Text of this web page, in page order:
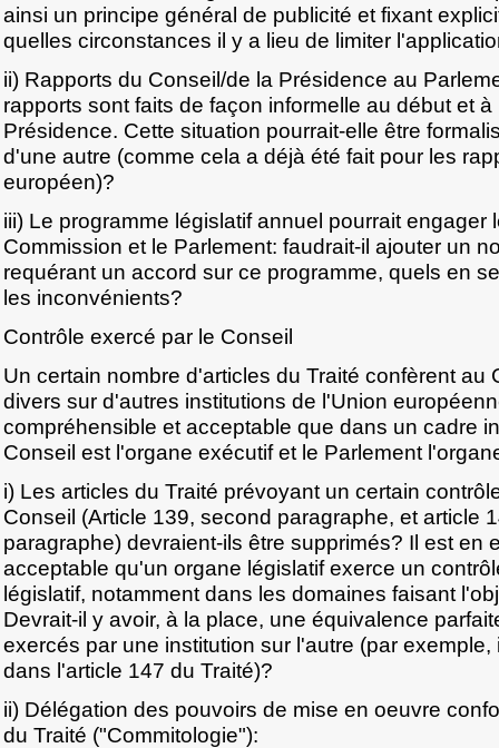
ainsi un principe général de publicité et fixant
quelles circonstances il y a lieu de limiter
ii) Rapports du Conseil/de la Présidence au
rapports sont faits de façon informelle au début et
Présidence. Cette situation pourrait-elle être
d'une autre (comme cela a déjà été fait pour les
européen)?
iii) Le programme législatif annuel pourrait engager
Commission et le Parlement: faudrait-il ajouter un
requérant un accord sur ce programme, quels en
les inconvénients?
Contrôle exercé par le Conseil
Un certain nombre d'articles du Traité confèrent au
divers sur d'autres institutions de l'Union
compréhensible et acceptable que dans un cadre
Conseil est l'organe exécutif et le Parlement
i) Les articles du Traité prévoyant un certain
Conseil (Article 139, second paragraphe, et article
paragraphe) devraient-ils être supprimés? Il est en
acceptable qu'un organe législatif exerce un
législatif, notamment dans les domaines faisant
Devrait-il y avoir, à la place, une équivalence
exercés par une institution sur l'autre (par
dans l'article 147 du Traité)?
ii) Délégation des pouvoirs de mise en oeuvre
du Traité ("Commitologie"):